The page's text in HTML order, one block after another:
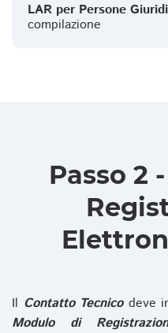
LAR per Persone
compilazione
Passo 2
Il Contatto Tecnicodeve
Modulo di